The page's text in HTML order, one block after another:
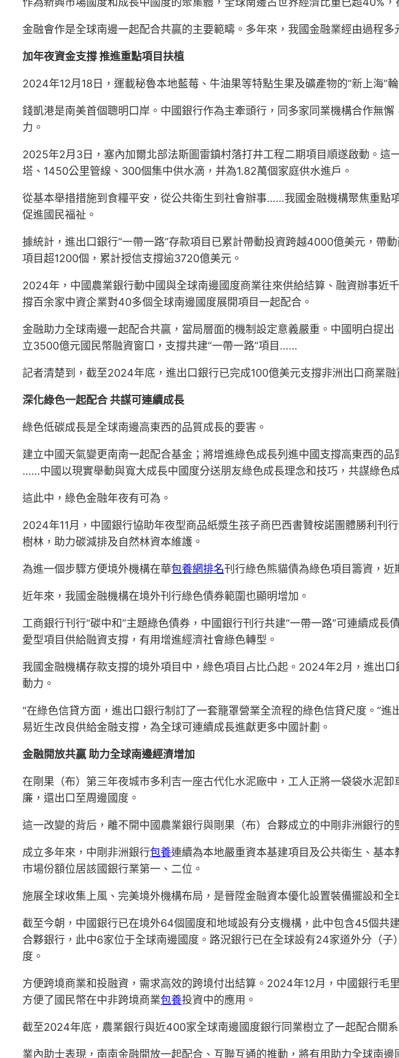
金融會作是全球南邊一起配合共贏的主要範疇。多年來，我國金融業經由過程
加年夜資金支撐 推進重點項目扶植
2024年12月18日，運載秘魯本地藍莓、牛油果等特點生果及礦產物的“新上海”
錢凱港是南美首個聰明口岸。中國銀行作為主牽頭行，同多家同業機構合作無
力。
2025年2月3日，塞內加爾北部法斯圖雷鎮村落打井工程二期項目順遂啟動。
塔、1450公里管線、300個集中供水滴，并為1.82萬個家庭供水進戶。
從基本舉措措施到食糧平安，從公共衛生到社會辦事……我國金融機構聚焦重點
促進國民福祉。
據統計，進出口銀行“一帶一路”存款項目已累計帶動投資跨越4000億美元，帶
項目超1200個，累計授信支撐逾3720億美元。
2024年，中國農業銀行動中國與全球南邊國度商業往來供給結算、融資辦事近
撐百余家中資企業對40多個全球南邊國度展開項目一起配合。
金融助力全球南邊一起配合共贏，當局層面的機制設定意義嚴重。中國明白提
立3500億元國民幣融資窗口，支撐共建“一帶一路”項目……
記者清楚到，截至2024年底，進出口銀行已完成100億美元支撐非洲出口商業
深化綠色一起配合 共謀可連續成長
綠色低碳成長是全球南邊高東西的品質成長的要害。
建立中國天氣變更南南一起配合基金；將增進綠色成長列進中國支撐高東西的
……中國以現實舉動與寬大成長中國度分送朋友綠色成長理念和技巧，共謀綠色
這此中，綠色金融年夜有可為。
2024年11月，中國銀行協助年夜型商品紙漿生孩子商巴西書贊桉諾團體勝利刊
樹林，助力碳減排及自然林資本維護。
為進一個步驟方便境外機構在華包養網排名刊行綠色熊貓債為綠色項目籌資，近
近年來，我國金融機構在境外刊行綠色債券範圍也顯明增加。
工商銀行刊行“碳中和”主題綠色債券，中國銀行刊行共建“一帶一路”可連續成
愛型項目供給融資支撐，有用增進經濟社會綠色轉型。
我國金融機構存款支撐的境外項目中，綠色項目占比凸起。2024年2月，進出
動力。
“在綠色信貸方面，進出口銀行制訂了一套籠罩營業全流程的綠色信貸尺度。”
易近生改良供給金融支撐，為全球可連續成長進獻更多中國計劃。
金融開放共贏 助力全球南邊經濟增加
在剛果（布）第三年夜城市多利吉一座古代化水泥廠中，工人正將一袋袋水泥
廉，還出口至周邊國度。
這一改變的背后，離不開中國農業銀行與剛果（布）合夥成立的中剛非洲銀行的
成立多年來，中剛非洲銀行包養連續為本地嚴重資本基建項目及公共衛生、基
市場份額位居該國銀行業第一、二位。
施展全球收集上風、完美境外機構布局，是晉陞金融資本優化設置裝備擺設和全
截至今朝，中國銀行已在境外64個國度和地域設有分支機構，此中包含45個共
合夥銀行，此中6家位于全球南邊國度。路況銀行已在全球設有24家道外分（
度。
方便跨境商業和投融資，需求高效的跨境付出結算。2024年12月，中國銀行
方便了國民幣在中非跨境商業包養投資中的應用。
截至2024年底，農業銀行與近400家全球南邊國度銀行同業樹立了一起配合關
業內助士表現，南南金融開放一起配合、互聯互通的推動，將有用助力全球南